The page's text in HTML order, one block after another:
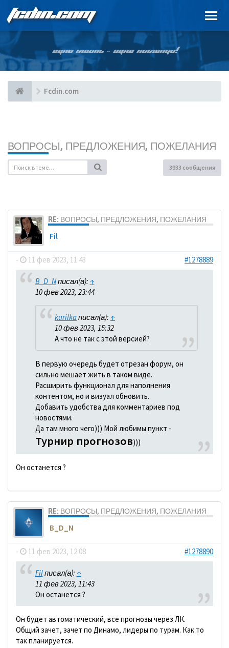
FCDIN.COM
ОДНА ЖИЗНЬ – ОДНА КОМАНДА!
Fcdin.com
ВОПРОСЫ, ПРЕДЛОЖЕНИЯ, ПОЖЕЛАНИЯ
3933 сообщения
RE: ВОПРОСЫ, ПРЕДЛОЖЕНИЯ, ПОЖЕЛАНИЯ
Fil
- 11 фев 2023, 11:43 #1278889
B_D_Nписал(а): ↑
10 фев 2023, 23:44
kurilkaписал(а): ↑
10 фев 2023, 15:32
А что не так с этой версией?
В первую очередь будет отрезан форум, он
сильно мешает жить в таком виде.
Расширить функционал для наполнения
контентом, но и визуал обновить.
Добавить удобства для комментариев под
новостями.
Да там много чего))) Мой любимы пункт -
Турнир прогнозов)))
Он останется ?
RE: ВОПРОСЫ, ПРЕДЛОЖЕНИЯ, ПОЖЕЛАНИЯ
B_D_N
- 11 фев 2023, 12:08 #1278890
Filписал(а): ↑
11 фев 2023, 11:43
Он останется ?
Он будет автоматический, все прогнозы через ЛК.
Общий зачет, зачет по Динамо, лидеры по турам. Как то
так планируется.